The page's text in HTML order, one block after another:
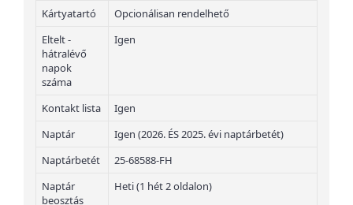
Kártyatartó
Opcionálisan rendelhető
Eltelt -
hátralévő
napok
száma
Igen
Kontakt lista
Igen
Naptár
Igen (2026. ÉS 2025. évi naptárbetét)
Naptárbetét
25-68588-FH
Naptár
beosztás
Heti (1 hét 2 oldalon)